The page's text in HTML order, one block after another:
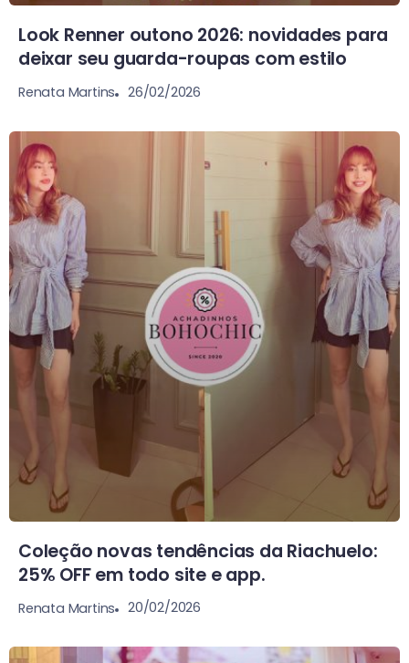
Look Renner outono 2026: novidades para
deixar seu guarda-roupas com estilo
Renata Martins 26/02/2026
Coleção novas tendências da Riachuelo:
25% OFF em todo site e app.
Renata Martins 20/02/2026